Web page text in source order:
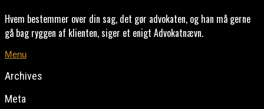
Hvem bestemmer over din sag, det gør advokaten, og han må gerne
gå bag ryggen af klienten, siger et enigt Advokatnævn.
Menu
Archives
Meta